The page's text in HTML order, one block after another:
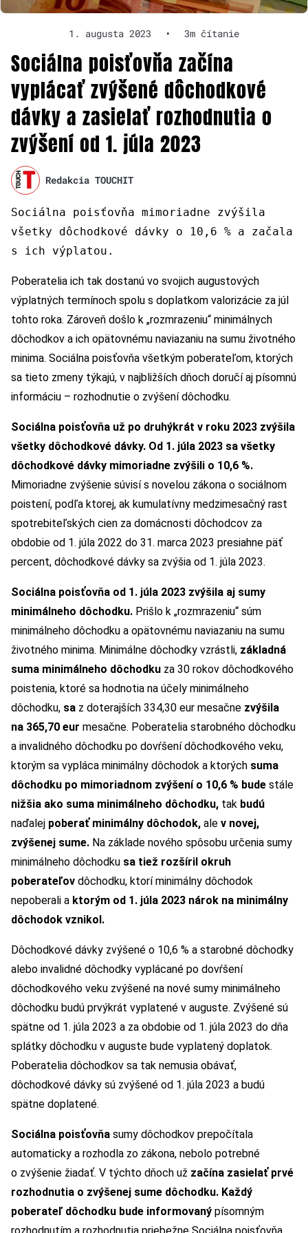
1. augusta 2023 • 3m čítanie
Sociálna poisťovňa začína
vyplácať zvýšené dôchodkové
dávky a zasielať rozhodnutia o
zvýšení od 1. júla 2023
Redakcia TOUCHIT
Sociálna poisťovňa mimoriadne zvýšila
všetky dôchodkové dávky o 10,6 % a začala
s ich výplatou.
Poberatelia ich tak dostanú vo svojich augustových
výplatných termínoch spolu s doplatkom valorizácie za júl
tohto roka. Zároveň došlo k „rozmrazeniu“ minimálnych
dôchodkov a ich opätovnému naviazaniu na sumu životného
minima. Sociálna poisťovňa všetkým poberateľom, ktorých
sa tieto zmeny týkajú, v najbližších dňoch doručí aj písomnú
informáciu – rozhodnutie o zvýšení dôchodku.
Sociálna poisťovňa už po druhýkrát v roku 2023 zvýšila
všetky dôchodkové dávky. Od 1. júla 2023 sa všetky
dôchodkové dávky mimoriadne zvýšili o 10,6 %.
Mimoriadne zvýšenie súvisí s novelou zákona o sociálnom
poistení, podľa ktorej, ak kumulatívny medzimesačný rast
spotrebiteľských cien za domácnosti dôchodcov za
obdobie od 1. júla 2022 do 31. marca 2023 presiahne päť
percent, dôchodkové dávky sa zvýšia od 1. júla 2023.
Sociálna poisťovňa od 1. júla 2023 zvýšila aj sumy
minimálneho dôchodku. Prišlo k „rozmrazeniu“ súm
minimálneho dôchodku a opätovnému naviazaniu na sumu
životného minima. Minimálne dôchodky vzrástli, základná
suma minimálneho dôchodku za 30 rokov dôchodkového
poistenia, ktoré sa hodnotia na účely minimálneho
dôchodku, sa z doterajších 334,30 eur mesačne zvýšila
na 365,70 eur mesačne. Poberatelia starobného dôchodku
a invalidného dôchodku po dovŕšení dôchodkového veku,
ktorým sa vypláca minimálny dôchodok a ktorých suma
dôchodku po mimoriadnom zvýšení o 10,6 % bude stále
nižšia ako suma minimálneho dôchodku, tak budú
naďalej poberať minimálny dôchodok, ale v novej,
zvýšenej sume. Na základe nového spôsobu určenia sumy
minimálneho dôchodku sa tiež rozšíril okruh
poberateľov dôchodku, ktorí minimálny dôchodok
nepoberali a ktorým od 1. júla 2023 nárok na minimálny
dôchodok vznikol.
Dôchodkové dávky zvýšené o 10,6 % a starobné dôchodky
alebo invalidné dôchodky vyplácané po dovŕšení
dôchodkového veku zvýšené na nové sumy minimálneho
dôchodku budú prvýkrát vyplatené v auguste. Zvýšené sú
spätne od 1. júla 2023 a za obdobie od 1. júla 2023 do dňa
splátky dôchodku v auguste bude vyplatený doplatok.
Poberatelia dôchodkov sa tak nemusia obávať,
dôchodkové dávky sú zvýšené od 1. júla 2023 a budú
spätne doplatené.
Sociálna poisťovňa sumy dôchodkov prepočítala
automaticky a rozhodla zo zákona, nebolo potrebné
o zvýšenie žiadať. V týchto dňoch už začína zasielať prvé
rozhodnutia o zvýšenej sume dôchodku. Každý
poberateľ dôchodku bude informovaný písomným
rozhodnutím a rozhodnutia priebežne Sociálna poisťovňa